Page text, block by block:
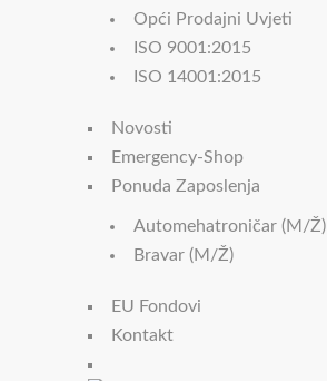
Opći Prodajni Uvjeti
ISO 9001:2015
ISO 14001:2015
Novosti
Emergency-Shop
Ponuda Zaposlenja
Automehatroničar (m/ž)
Bravar (m/ž)
EU Fondovi
Kontakt